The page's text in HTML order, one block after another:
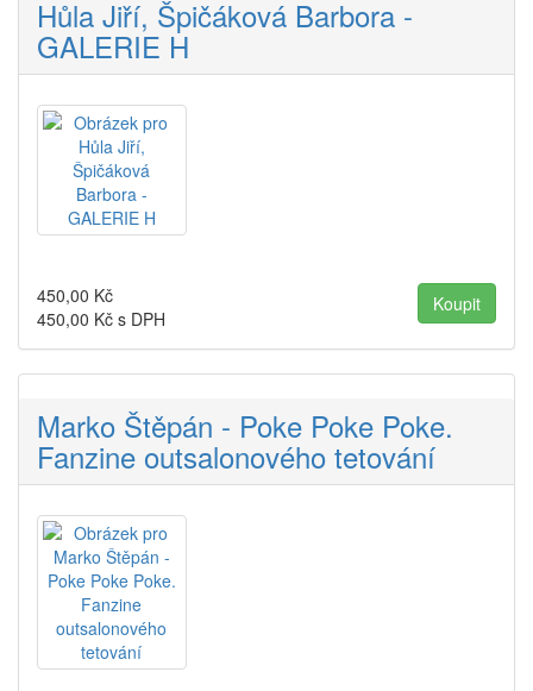
Hůla Jiří, Špičáková Barbora -
GALERIE H
450,00 Kč
450,00 Kč s DPH
Marko Štěpán - Poke Poke Poke.
Fanzine outsalonového tetování